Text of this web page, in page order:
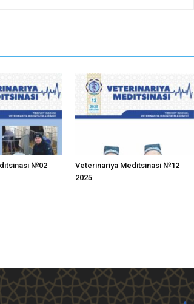
№02
Veterinariya Meditsinasi №12
2025